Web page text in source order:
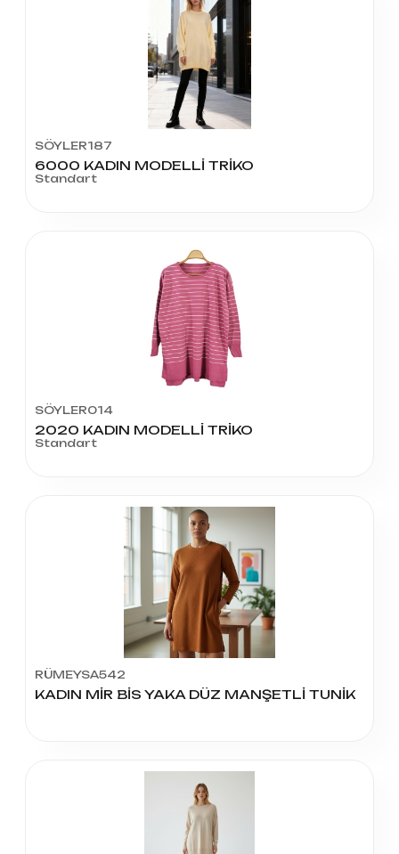
SÖYLER187
6000 KADIN MODELLİ TRİKO
Standart
SÖYLER014
2020 KADIN MODELLİ TRİKO
Standart
RÜMEYSA542
KADIN MİR BİS YAKA DÜZ MANŞETLİ TUNİK